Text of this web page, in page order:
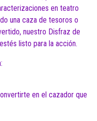
en teatro
una caza de tesoros o
nuestro Disfraz de
listo para la acción.
en el cazador que